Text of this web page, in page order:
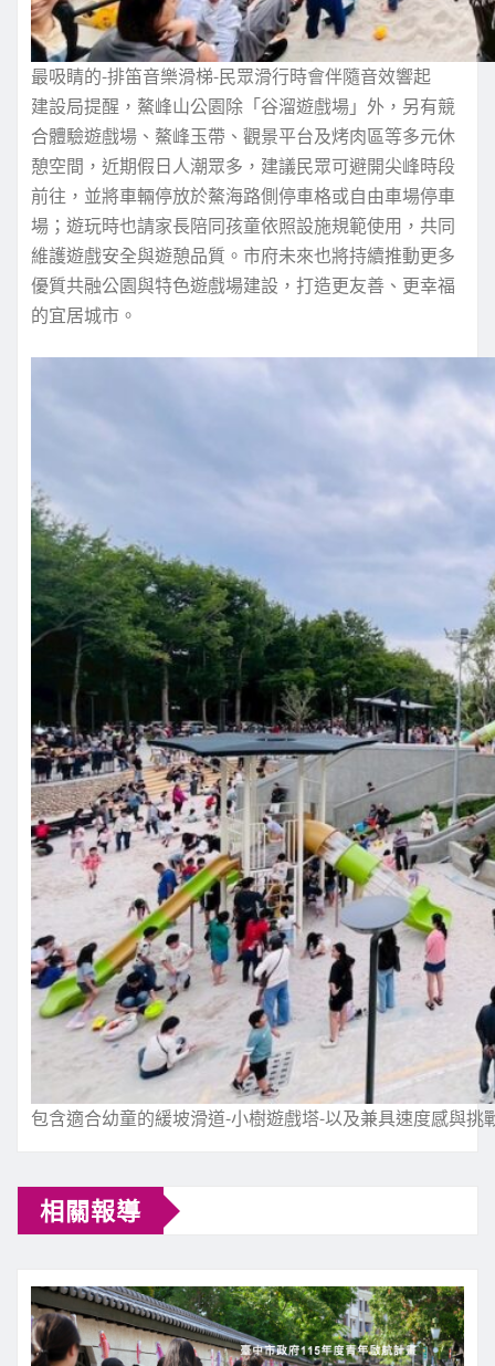
最吸睛的-排笛音樂滑梯-民眾滑行時會伴隨音效響起
建設局提醒，鰲峰山公園除「谷溜遊戲場」外，另有競
合體驗遊戲場、鰲峰玉帶、觀景平台及烤肉區等多元休
憩空間，近期假日人潮眾多，建議民眾可避開尖峰時段
前往，並將車輛停放於鰲海路側停車格或自由車場停車
場；遊玩時也請家長陪同孩童依照設施規範使用，共同
維護遊戲安全與遊憩品質。市府未來也將持續推動更多
優質共融公園與特色遊戲場建設，打造更友善、更幸福
的宜居城市。
包含適合幼童的緩坡滑道-小樹遊戲塔-以及兼具速度感與挑
相關報導